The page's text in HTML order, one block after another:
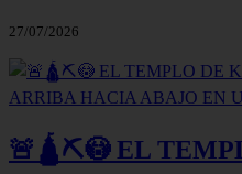
27/07/2026
🚨🛕⛏️😳 EL